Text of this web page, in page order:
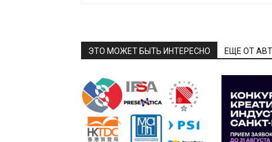
ЭТО МОЖЕТ БЫТЬ ИНТЕРЕСНО ЕЩЕ ОТ